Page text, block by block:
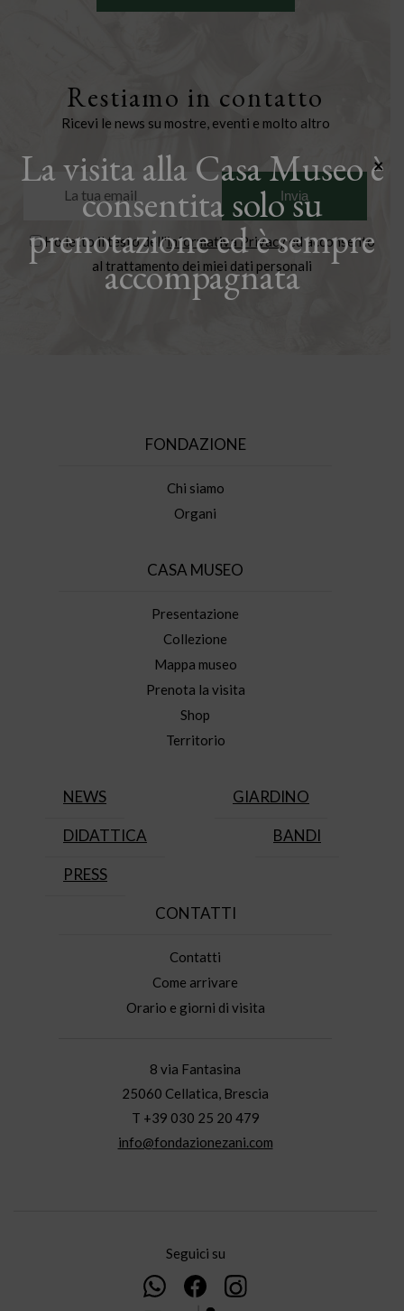
Restiamo in contatto
Ricevi le news su mostre, eventi e molto altro
Ho letto il testo dell'informativa Privacyed acconsento
al trattamento dei miei dati personali
FONDAZIONE
Chi siamo
Organi
CASA MUSEO
Presentazione
Collezione
Mappa museo
Prenota la visita
Shop
Territorio
NEWS GIARDINO
DIDATTICA BANDI
PRESS
CONTATTI
Contatti
Come arrivare
Orario e giorni di visita
8 via Fantasina
25060 Cellatica, Brescia
T +39 030 25 20 479
info@fondazionezani.com
Seguici su
La visita alla Casa Museo è
consentita solo su
prenotazione ed è sempre
accompagnata
×